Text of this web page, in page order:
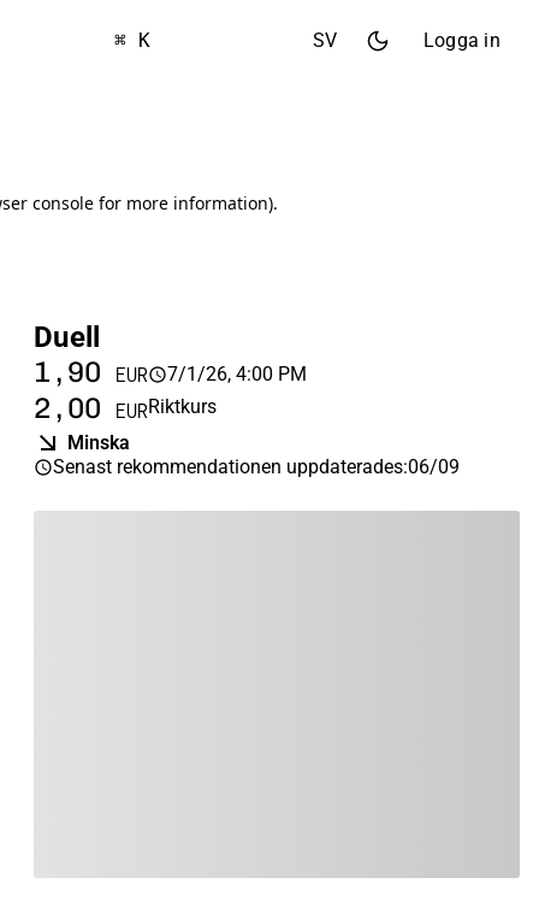
⌘ K SV Logga in
Duell
1,90 EUR 7/1/26, 4:00 PM
2,00 EURRiktkurs
Minska
Senast rekommendationen uppdaterades:06/09